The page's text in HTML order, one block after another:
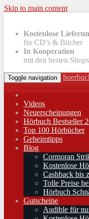
Skip to main content
Kostenlose
für CD’s & Bücher
In Kooperation
mit den besten Shops
Toggle navigation
Videos
Neuerscheinungen
Hörbuch Bestseller
Top 100 Hörbücher
Geheimtipps
Blog
Cormoran
Kostenlose
Cashback bis
Tolle Preise
Hörbuch
Gutscheine
Audible für